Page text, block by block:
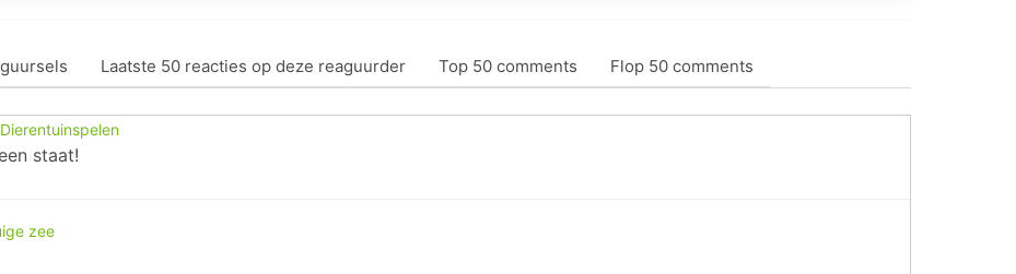
Laatste 50 reacties op deze reaguurder Top 50 comments Flop 50 comments
staat!
zee